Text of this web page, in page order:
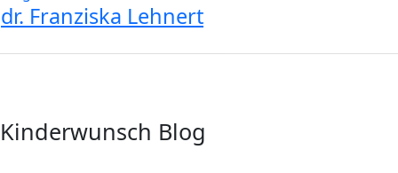
dr. Franziska Lehnert
Kinderwunsch Blog